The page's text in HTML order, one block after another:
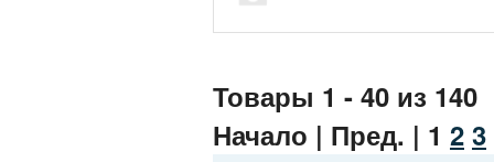
Товары 1 - 40 из 140
Начало | Пред. | 1 2 3